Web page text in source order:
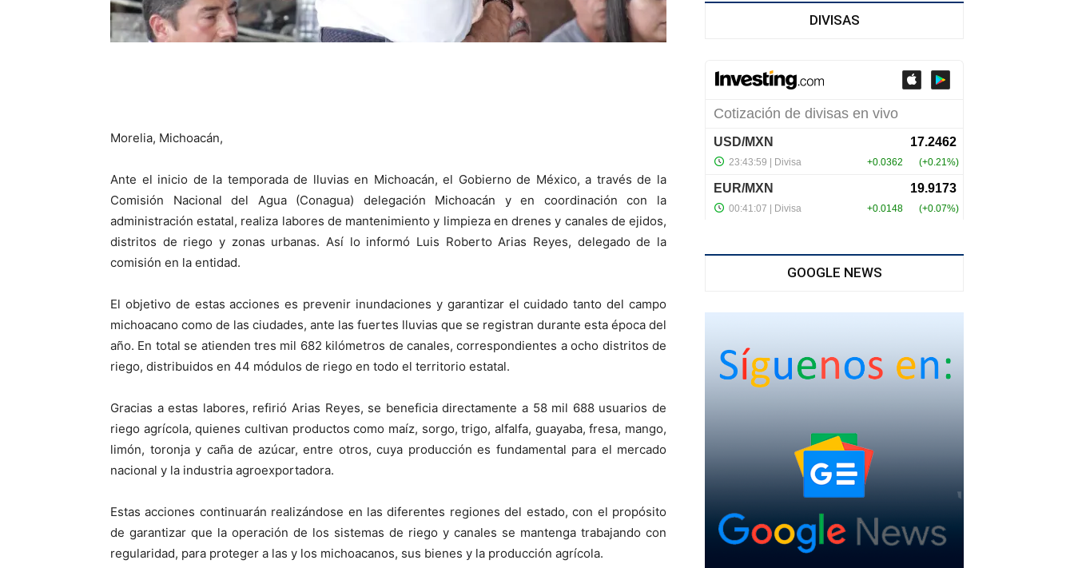
Morelia, Michoacán,
Ante el inicio de la temporada de lluvias en Michoacán, el Gobierno de México, a través de la
Comisión Nacional del Agua (Conagua) delegación Michoacán y en coordinación con la
administración estatal, realiza labores de mantenimiento y limpieza en drenes y canales de ejidos,
distritos de riego y zonas urbanas. Así lo informó Luis Roberto Arias Reyes, delegado de la
comisión en la entidad.
El objetivo de estas acciones es prevenir inundaciones y garantizar el cuidado tanto del campo
michoacano como de las ciudades, ante las fuertes lluvias que se registran durante esta época del
año. En total se atienden tres mil 682 kilómetros de canales, correspondientes a ocho distritos de
riego, distribuidos en 44 módulos de riego en todo el territorio estatal.
Gracias a estas labores, refirió Arias Reyes, se beneficia directamente a 58 mil 688 usuarios de
riego agrícola, quienes cultivan productos como maíz, sorgo, trigo, alfalfa, guayaba, fresa, mango,
limón, toronja y caña de azúcar, entre otros, cuya producción es fundamental para el mercado
nacional y la industria agroexportadora.
Estas acciones continuarán realizándose en las diferentes regiones del estado, con el propósito
de garantizar que la operación de los sistemas de riego y canales se mantenga trabajando con
regularidad, para proteger a las y los michoacanos, sus bienes y la producción agrícola.
DIVISAS
GOOGLE NEWS